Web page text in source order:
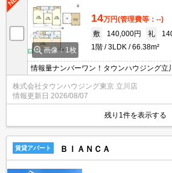
画像：1枚
14万円(管理費等：--)
敷
140,000円 礼
1階
3LDK 66.38m²
情報量ナンバーワン！タウンハウジング立
株式会社タウンハウジング東京 立川店
情報更新日 2026/08/07
残り1件を表示する
賃貸アパート ＢＩＡＮＣＡ